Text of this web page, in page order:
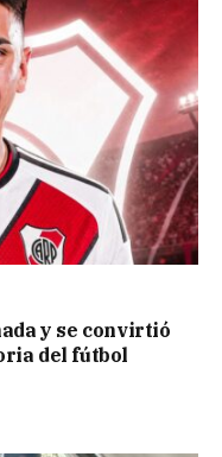
y se convirtió
del fútbol